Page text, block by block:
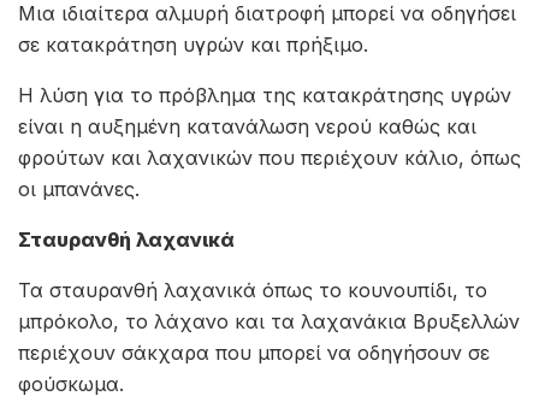
Μια ιδιαίτερα αλμυρή διατροφή μπορεί να οδηγήσει
σε κατακράτηση υγρών και πρήξιμο.
Η λύση για το πρόβλημα της κατακράτησης υγρών
είναι η αυξημένη κατανάλωση νερού καθώς και
φρούτων και λαχανικών που περιέχουν κάλιο, όπως
οι μπανάνες.
Σταυρανθή λαχανικά
Τα σταυρανθή λαχανικά όπως το κουνουπίδι, το
μπρόκολο, το λάχανο και τα λαχανάκια Βρυξελλών
περιέχουν σάκχαρα που μπορεί να οδηγήσουν σε
φούσκωμα.